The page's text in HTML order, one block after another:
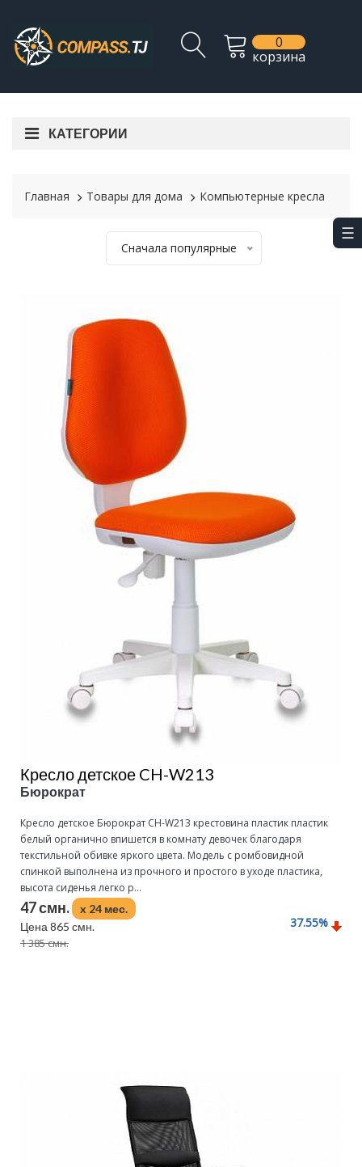
0
корзина
КАТЕГОРИИ
Главная Товары для дома Компьютерные кресла
Сначала популярные
Кресло детское CH-W213
Бюрократ
Кресло детское Бюрократ CH-W213 крестовина пластик пластик
белый органично впишется в комнату девочек благодаря
текстильной обивке яркого цвета. Модель с ромбовидной
спинкой выполнена из прочного и простого в уходе пластика,
высота сиденья легко р...
47 смн.
x 24 мес.
Цена 865 смн.
1 385 смн.
37.55%